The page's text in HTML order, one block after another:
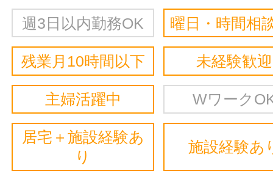
週3日以内勤務OK 曜日・時間相
残業月10時間以下 未経験歓迎
主婦活躍中 Wワーク
居宅＋施設経験あ
り
施設経験あ